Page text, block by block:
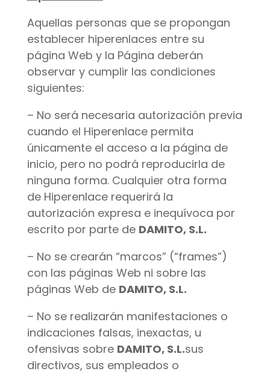
Aquellas personas que se propongan
establecer hiperenlaces entre su
página Web y la Página deberán
observar y cumplir las condiciones
siguientes:
– No será necesaria autorización previa
cuando el Hiperenlace permita
únicamente el acceso a la página de
inicio, pero no podrá reproducirla de
ninguna forma. Cualquier otra forma
de Hiperenlace requerirá la
autorización expresa e inequívoca por
escrito por parte de DAMITO, S.L.
– No se crearán “marcos” (“frames”)
con las páginas Web ni sobre las
páginas Web de DAMITO, S.L.
– No se realizarán manifestaciones o
indicaciones falsas, inexactas, u
ofensivas sobre DAMITO, S.L.sus
directivos, sus empleados o